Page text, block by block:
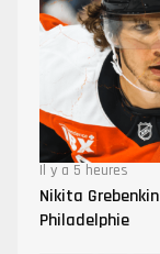
Il y a 5 heures
Nikita
Philadelphie